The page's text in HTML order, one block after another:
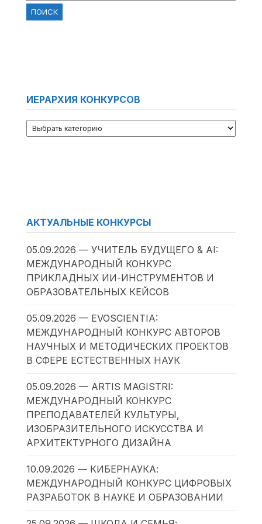
ИЕРАРХИЯ КОНКУРСОВ
АКТУАЛЬНЫЕ КОНКУРСЫ
05.09.2026 — УЧИТЕЛЬ БУДУЩЕГО & AI:
МЕЖДУНАРОДНЫЙ КОНКУРС
ПРИКЛАДНЫХ ИИ-ИНСТРУМЕНТОВ И
ОБРАЗОВАТЕЛЬНЫХ КЕЙСОВ
05.09.2026 — EVOSCIENTIA:
МЕЖДУНАРОДНЫЙ КОНКУРС АВТОРОВ
НАУЧНЫХ И МЕТОДИЧЕСКИХ ПРОЕКТОВ
В СФЕРЕ ЕСТЕСТВЕННЫХ НАУК
05.09.2026 — ARTIS MAGISTRI:
МЕЖДУНАРОДНЫЙ КОНКУРС
ПРЕПОДАВАТЕЛЕЙ КУЛЬТУРЫ,
ИЗОБРАЗИТЕЛЬНОГО ИСКУССТВА И
АРХИТЕКТУРНОГО ДИЗАЙНА
10.09.2026 — КИБЕРНАУКА:
МЕЖДУНАРОДНЫЙ КОНКУРС ЦИФРОВЫХ
РАЗРАБОТОК В НАУКЕ И ОБРАЗОВАНИИ